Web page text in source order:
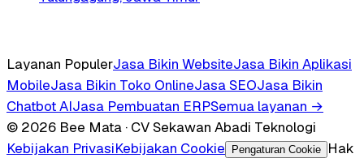
Layanan PopulerJasa Bikin WebsiteJasa Bikin Aplikasi
MobileJasa Bikin Toko OnlineJasa SEOJasa Bikin
Chatbot AIJasa Pembuatan ERPSemua layanan →
© 2026 Bee Mata · CV Sekawan Abadi Teknologi
Kebijakan PrivasiKebijakan Cookie Pengaturan Cookie
Hak